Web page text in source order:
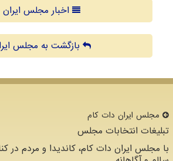
اخبار مجلس ایران
بازگشت به مجلس
مجلس ایران دات كام
تبلیغات انتخابات مجلس
با مجلس ایران دات کام، کاندیدا و مردم در